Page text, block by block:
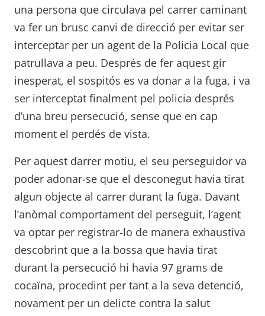
una persona que circulava pel carrer caminant
va fer un brusc canvi de direcció per evitar ser
interceptar per un agent de la Policia Local que
patrullava a peu. Després de fer aquest gir
inesperat, el sospitós es va donar a la fuga, i va
ser interceptat finalment pel policia després
d’una breu persecució, sense que en cap
moment el perdés de vista.
Per aquest darrer motiu, el seu perseguidor va
poder adonar-se que el desconegut havia tirat
algun objecte al carrer durant la fuga. Davant
l’anòmal comportament del perseguit, l’agent
va optar per registrar-lo de manera exhaustiva
descobrint que a la bossa que havia tirat
durant la persecució hi havia 97 grams de
cocaïna, procedint per tant a la seva detenció,
novament per un delicte contra la salut